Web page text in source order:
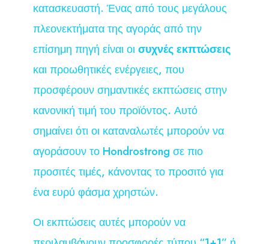
κατασκευαστή. Ένας από τους μεγάλους
πλεονεκτήματα της αγοράς από την
επίσημη πηγή είναι οισυχνές εκπτώσεις
και προωθητικές ενέργειες, που
προσφέρουν σημαντικές εκπτώσεις στην
κανονική τιμή του προϊόντος. Αυτό
σημαίνει ότι οι καταναλωτές μπορούν να
αγοράσουν το Hondrostrong σε πιο
προσιτές τιμές, κάνοντας το προσιτό για
ένα ευρύ φάσμα χρηστών.
Οι εκπτώσεις αυτές μπορούν να